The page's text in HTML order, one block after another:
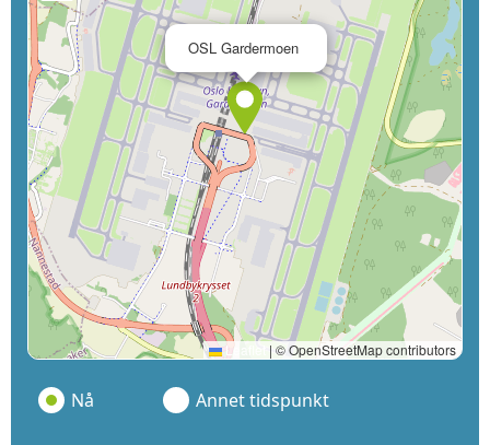
OSL Gardermoen
Leaflet | © OpenStreetMap contributors
Nå Annet tidspunkt